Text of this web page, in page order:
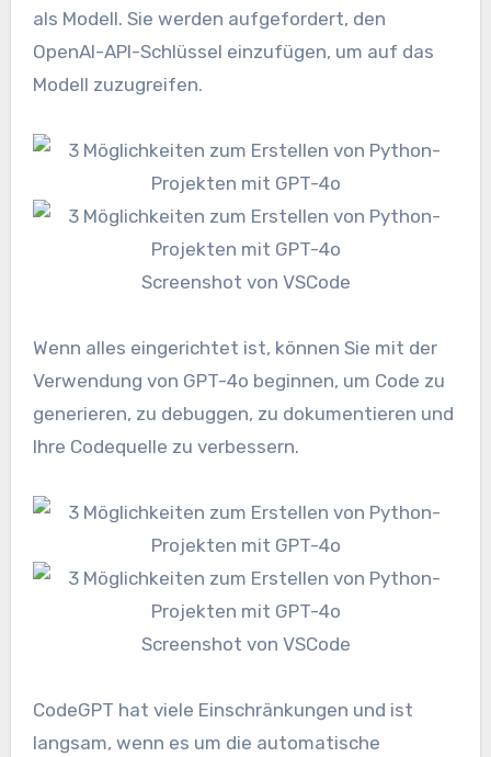
als Modell. Sie werden aufgefordert, den
OpenAI-API-Schlüssel einzufügen, um auf das
Modell zuzugreifen.
Screenshot von VSCode
Wenn alles eingerichtet ist, können Sie mit der
Verwendung von GPT-4o beginnen, um Code zu
generieren, zu debuggen, zu dokumentieren und
Ihre Codequelle zu verbessern.
Screenshot von VSCode
CodeGPT hat viele Einschränkungen und ist
langsam, wenn es um die automatische